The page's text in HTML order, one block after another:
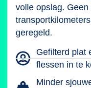
volle opslag. Geen
geregeld.
Gefilterd plat
flessen in te
Minder